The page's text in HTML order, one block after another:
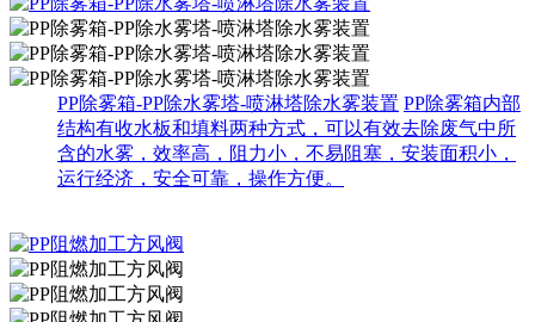
PP除雾箱-PP除水雾塔-喷淋塔除水雾装置 PP除雾箱内部
结构有收水板和填料两种方式，可以有效去除废气中所
含的水雾，效率高，阻力小，不易阻塞，安装面积小，
运行经济，安全可靠，操作方便。